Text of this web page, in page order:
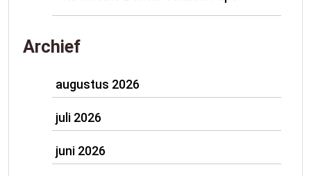
Archief
augustus 2026
juli 2026
juni 2026